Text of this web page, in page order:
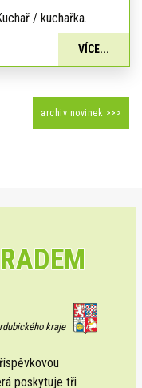
/ kuchařka.
VÍCE...
archiv novinek >>>
kraje
poskytuje tři